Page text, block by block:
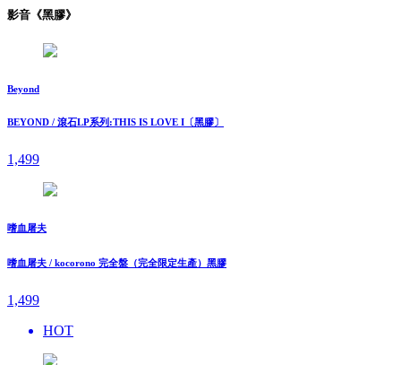
影音《黑膠》
Beyond
BEYOND / 滾石LP系列:THIS IS LOVE I〔黑膠〕
1,499
嗜血屠夫
嗜血屠夫 / kocorono 完全盤（完全限定生產）黑膠
1,499
HOT